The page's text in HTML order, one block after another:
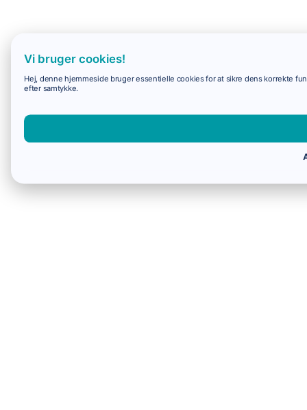
Vi bruger cookies!
Hej, denne hjemmeside bruger essentielle cookies for at sikre dens korrekte
efter samtykke.